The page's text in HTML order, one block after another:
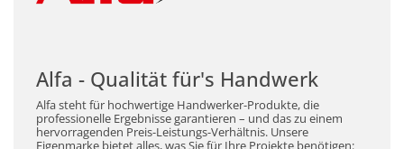
Alfa - Qualität für's Handwerk
Alfa steht für hochwertige Handwerker-Produkte, die
professionelle Ergebnisse garantieren – und das zu einem
hervorragenden Preis-Leistungs-Verhältnis. Unsere